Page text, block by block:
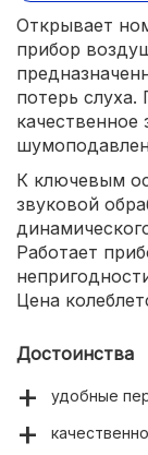
Открывает
прибор
потерь
К ключевым
звуковой
Работает
Цена
Достоинства
удобные